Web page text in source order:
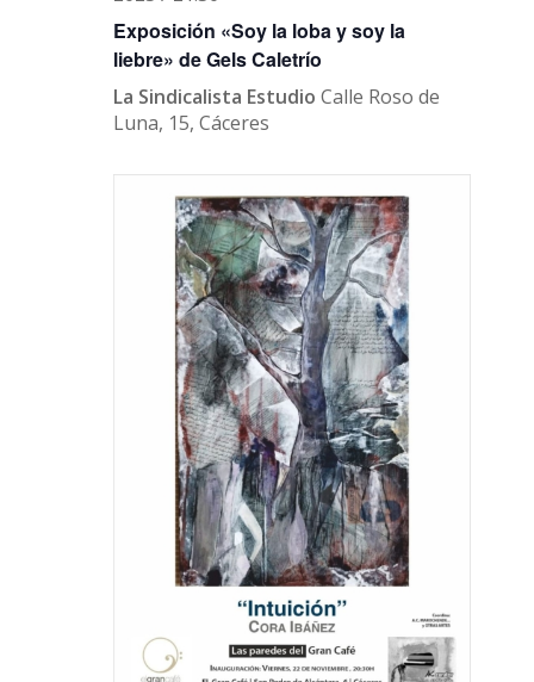
Exposición «Soy la loba y soy la
liebre» de Gels Caletrío
La Sindicalista EstudioCalle Roso de
Luna, 15, Cáceres